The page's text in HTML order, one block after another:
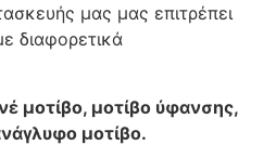
μας μας επιτρέπει
διαφορετικά
μοτίβο, μοτίβο ύφανσης,
μοτίβο.